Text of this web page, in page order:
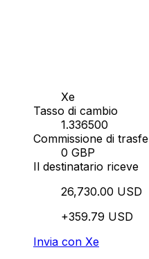
Xe
Tasso di cambio
1.336500
Commissione di
0 GBP
Il destinatario riceve
26,730.00 USD
+359.79 USD
Invia con Xe